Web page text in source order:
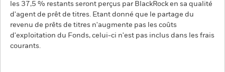
les 37,5 % restants seront perçus par BlackRock en sa qualité
d'agent de prêt de titres. Etant donné que le partage du
revenu de prêts de titres n'augmente pas les coûts
d'exploitation du Fonds, celui-ci n'est pas inclus dans les frais
courants.